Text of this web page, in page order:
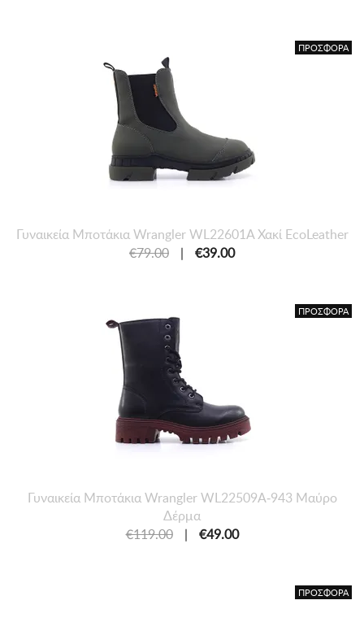
ΠΡΟΣΦΟΡΑ
Γυναικεία Μποτάκια Wrangler WL22601A Χακί EcoLeather
€79.00
| €39.00
ΠΡΟΣΦΟΡΑ
Γυναικεία Μποτάκια Wrangler WL22509A-943 Μαύρο
Δέρμα
€119.00
| €49.00
ΠΡΟΣΦΟΡΑ